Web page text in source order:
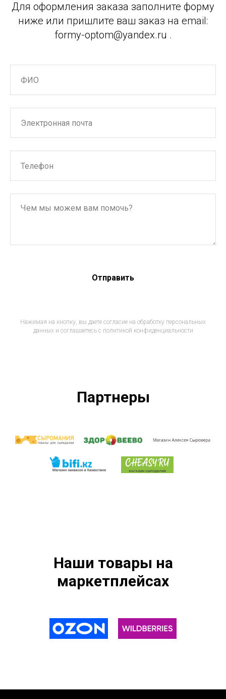
Для оформления заказа заполните форму
ниже или пришлите ваш заказ на email:
formy-optom@yandex.ru .
Отправить
Нажимая на кнопку, вы даете согласие на обработку персональных
данных и соглашаетесь c политикой конфиденциальности
Партнеры
Наши товары на
маркетплейсах